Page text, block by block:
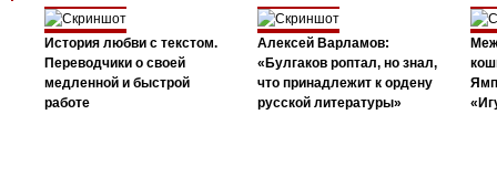
История любви с текстом.
Переводчики о своей
медленной и быстрой
работе
Алексей Варламов:
«Булгаков роптал, но знал,
что принадлежит к ордену
русской литературы»